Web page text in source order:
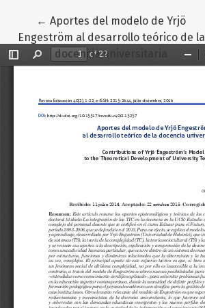
←Volver a los detalles del artículo
Aportes del modelo de Yrjö
Engeström al desarrollo teórico de la
docencia universitaria